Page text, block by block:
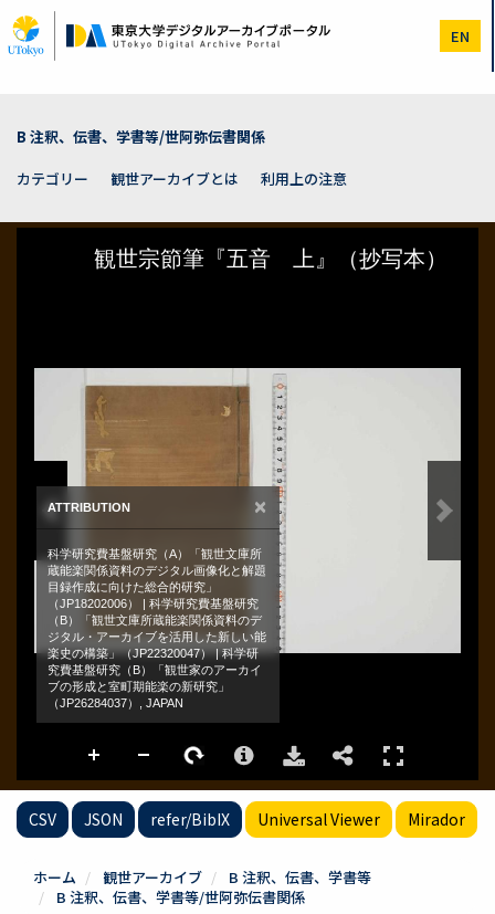
イ
ン
EN
B 注釈、伝書、学書等/世阿弥伝書関係
カテゴリー
観世アーカイブとは 利用上の注意
CSV JSON refer/BibIX Universal Viewer Mirador
ホーム 観世アーカイブ
B 注釈、伝書、学書等
B 注釈、伝書、学書等/世阿弥伝書関係